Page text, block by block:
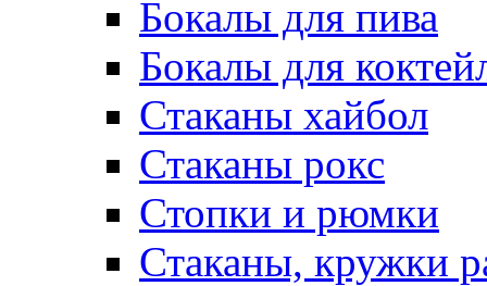
Бокалы для пива
Бокалы для
Стаканы хайбол
Стаканы рокс
Стопки и рюмки
Стаканы, кружки